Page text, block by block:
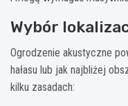
Wybór
Ogrodzenie akustyczne
hałasu lub jak najbliżej
kilku zasadach: